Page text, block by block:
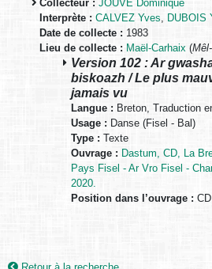
Collecteur : JOUVE Dominique
Interprète : CALVEZ Yves, DUBOIS
Date de collecte : 1983
Lieu de collecte : Maël-Carhaix (
Version 102 : Ar
biskoazh / Le plus
jamais vu
Langue : Breton, Traduction
Usage : Danse (Fisel - Bal)
Type : Texte
Ouvrage : Dastum, CD, La
Pays Fisel - Ar Vro Fisel -
2020.
Position dans l’ouvrage :